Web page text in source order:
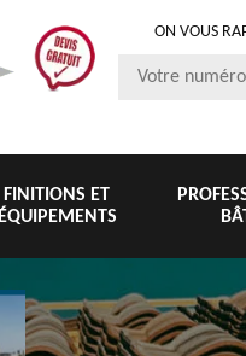
ON VOUS
FINITIONS ET
ÉQUIPEMENTS